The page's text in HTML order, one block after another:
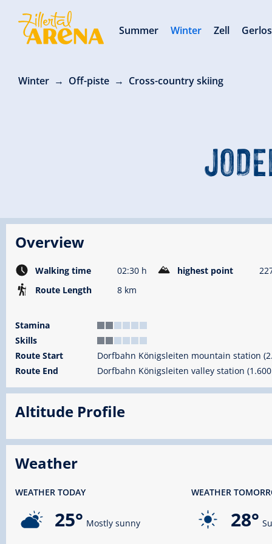
Winter Off-piste Cross-country skiing
Overview
Walking time
02:30 h
Route Length
8 km
highest point
Stamina
Skills
Route Start
Dorfbahn Königsleiten mountain station
Route End
Dorfbahn Königsleiten valley station
Altitude Profile
Weather
WEATHER TODAY
25° Mostly sunny
WEATHER
28°
Summer Winter Zell Gerlos